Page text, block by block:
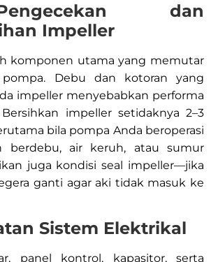
dan
Impeller
komponen utama yang memutar
Debu dan kotoran yang
impeller menyebabkan performa
impeller setidaknya 2–3
bila pompa Anda beroperasi
berdebu, air keruh, atau sumur
juga kondisi seal impeller—jika
ganti agar aki tidak masuk ke
Sistem Elektrikal
panel kontrol, kapasitor, serta